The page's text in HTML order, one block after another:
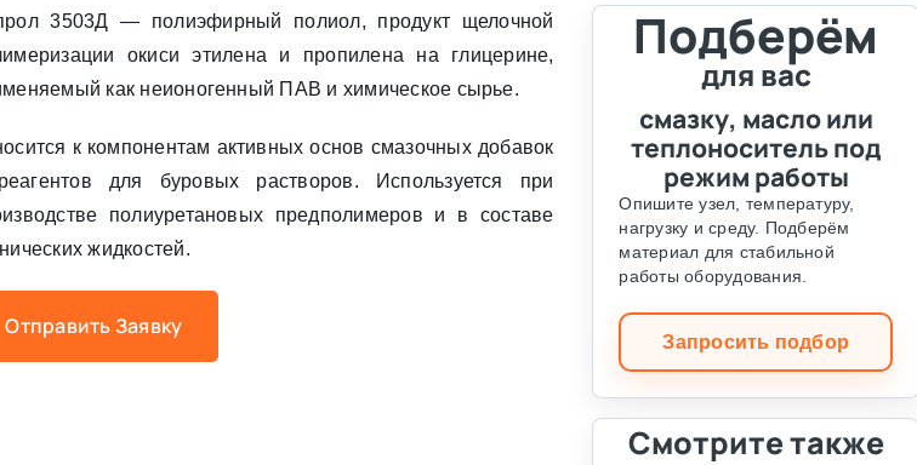
3503Д — полиэфирный полиол, продукт щелочной
окиси этилена и пропилена на глицерине,
как неионогенный ПАВ и химическое сырье.
к компонентам активных основ смазочных добавок
для буровых растворов. Используется при
полиуретановых предполимеров и в составе
жидкостей.
Отправить Заявку
Подберём
для вас
смазку, масло или
теплоноситель под
режим работы
Опишите узел, температуру,
нагрузку и среду. Подберём
материал для стабильной
работы оборудования.
Запросить подбор
Смотрите также